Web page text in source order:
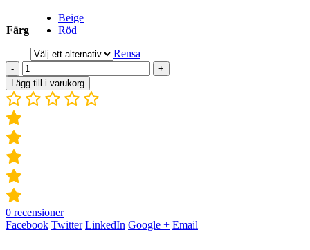
Färg
Beige
Röd
Rensa
-
+
Lägg till i varukorg
0 recensioner
Facebook Twitter LinkedIn Google + Email